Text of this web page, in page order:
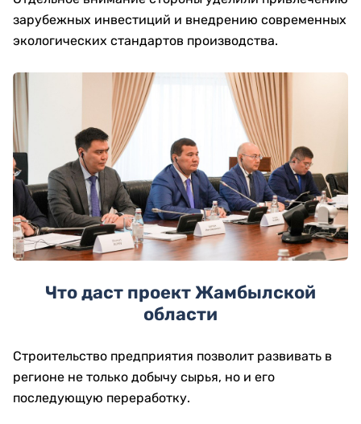
зарубежных инвестиций и внедрению современных
экологических стандартов производства.
Что даст проект Жамбылской
области
Строительство предприятия позволит развивать в
регионе не только добычу сырья, но и его
последующую переработку.